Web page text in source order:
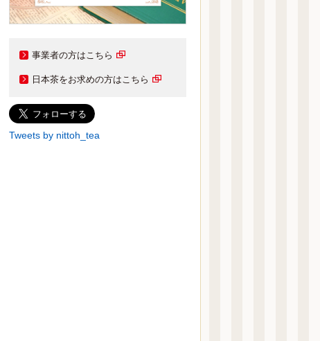
事業者の方はこちら
日本茶をお求めの方はこちら
Tweets by nittoh_tea